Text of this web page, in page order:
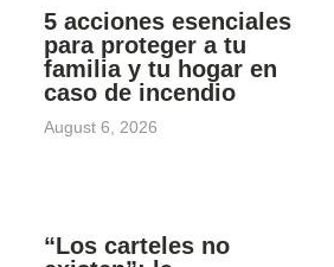
5 acciones esenciales
para proteger a tu
familia y tu hogar en
caso de incendio
August 6, 2026
“Los carteles no